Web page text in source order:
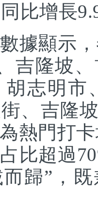
比增長
顯示，
吉隆坡
胡志明市
、吉隆
熱門打
比超過
歸”，